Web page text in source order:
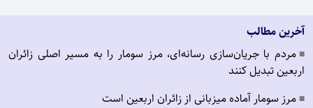
آخرین مطالب
■ مردم با جریان‌سازی رسانه‌ای، مرز سومار را به مسیر اصلی زائران
اربعین تبدیل کنند
■ مرز سومار آماده میزبانی از زائران اربعین است